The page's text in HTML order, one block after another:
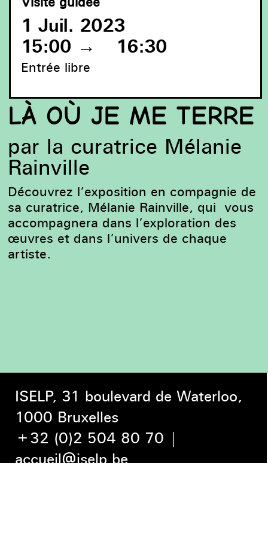
Maren Dubnick , Épaississement, en cours depuis 2004,
1 Juil. 2023
15:00 → 16:30
Entrée libre
LÀ OÙ JE ME TERRE
par la curatrice Mélanie
Rainville
Découvrez l’exposition en compagnie de
sa curatrice, Mélanie Rainville, quivous
accompagnera dans l’exploration des
œuvres et dans l’univers de chaque
artiste.
ISELP, 31 boulevard de Waterloo,
1000 Bruxelles
+32 (0)2 504 80 70 |
accueil@iselp.be